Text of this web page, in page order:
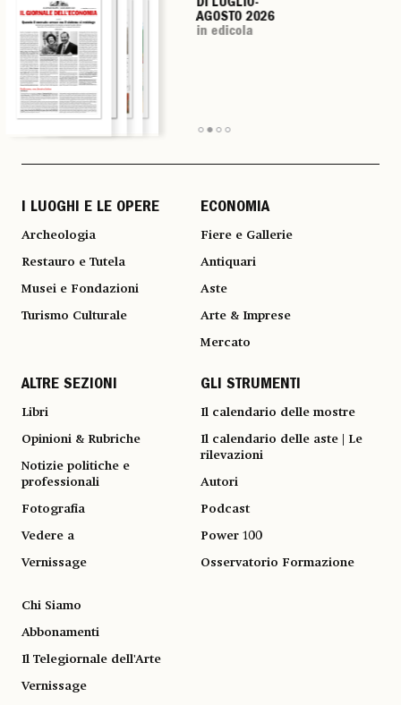
DI LUGLIO-
AGOSTO 2026
in edicola
DI LUGLIO-
AGOSTO 2026
in edicola
DI LUGLIO-
AGOSTO 2026
in edicola
DI LUGLIO-
AGOSTO 2026
in edicola
I LUOGHI E LE OPERE
Archeologia
Restauro e Tutela
Musei e Fondazioni
Turismo Culturale
ECONOMIA
Fiere e Gallerie
Antiquari
Aste
Arte & Imprese
Mercato
ALTRE SEZIONI
Libri
Opinioni & Rubriche
Notizie politiche e
professionali
Fotografia
Vedere a
Vernissage
GLI STRUMENTI
Il calendario delle mostre
Il calendario delle aste | Le
rilevazioni
Autori
Podcast
Power 100
Osservatorio Formazione
Chi Siamo
Abbonamenti
Il Telegiornale dell'Arte
Vernissage